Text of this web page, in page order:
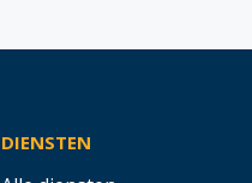
DIENSTEN